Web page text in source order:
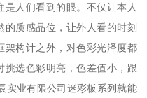
人们看到的眼。不仅让本人
质感品位，让外人看的时刻
架构计之外，对色彩光泽度都
挑选色彩明亮，色差值小，跟
实业有限公司迷彩板系列就能